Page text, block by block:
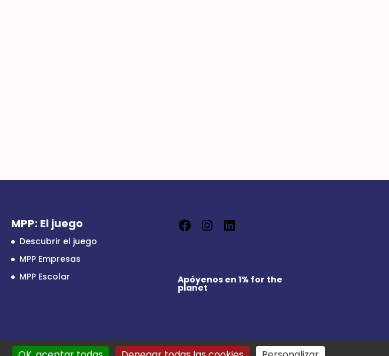
MPP: El juego
Descubrir el juego
MPP Empresas
MPP Escolar
FacebookInstagram
Apóyenos en 1% for the
planet